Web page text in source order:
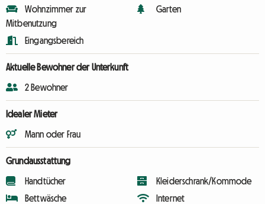
Wohnzimmer zur
Mitbenutzung
Eingangsbereich
Garten
Aktuelle Bewohner der Unterkunft
2 Bewohner
Idealer Mieter
Mann oder Frau
Grundausstattung
Handtücher
Bettwäsche
Kleiderschrank/Kommode
Internet